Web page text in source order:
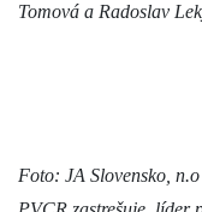
Tomová a Radoslav
Foto: JA Slovensko,